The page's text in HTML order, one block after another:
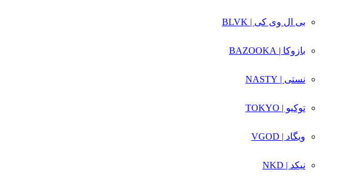
بی ال وی کی | BLVK
بازوکا | BAZOOKA
نستی | NASTY
توکیو | TOKYO
ویگاد | VGOD
نیکد | NKD